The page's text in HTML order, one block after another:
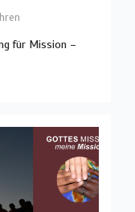
für Mission –